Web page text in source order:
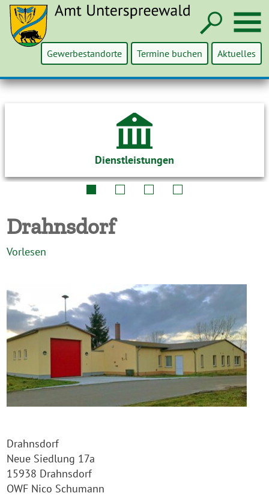
Gewerbestandorte Termine buchen Aktuelles
Dienstleistungen
Drahnsdorf
Vorlesen
Drahnsdorf
Neue Siedlung 17a
15938 Drahnsdorf
OWF Nico Schumann